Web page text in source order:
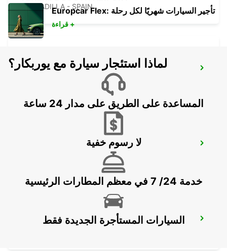
GRANADILLA - SPAIN
TENERIFE PLAYA LAS AMERICAS
LA PALMA AIRPORT
EL HIERRO AIRPORT
Europcar Flex: تأجير السيارات شهريًا لكل رحلة
قراءة +
لماذا استئجار سيارة مع يوربكار؟
المساعدة على الطريق على مدار 24 ساعة
لا رسوم خفية
خدمة 24/ 7 في معظم المطارات الرئيسية
السيارات المستأجرة الجديدة فقط